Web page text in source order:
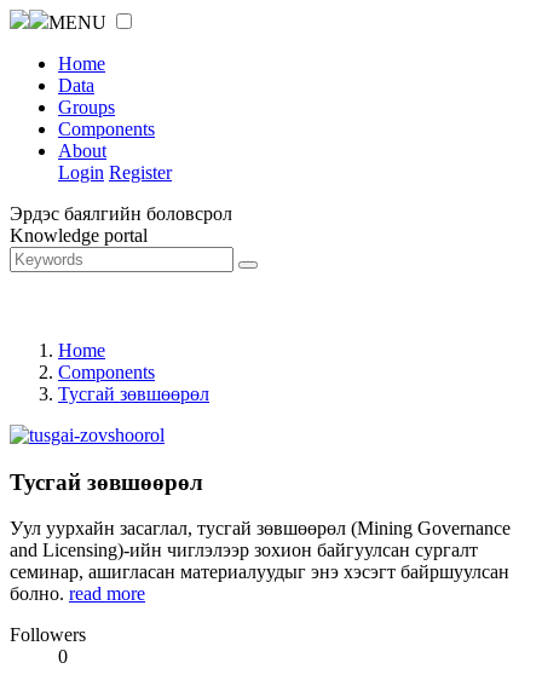
MENU
Home
Data
Groups
Components
About
Login Register
Эрдэс баялгийн боловсрол
Knowledge portal
Home
Components
Тусгай зөвшөөрөл
Тусгай зөвшөөрөл
Уул уурхайн засаглал, тусгай зөвшөөрөл (Mining Governance
and Licensing)-ийн чиглэлээр зохион байгуулсан сургалт
семинар, ашигласан материалуудыг энэ хэсэгт байршуулсан
болно. read more
Followers
0